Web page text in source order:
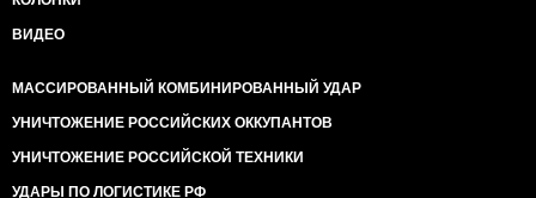
ВИДЕО
МАССИРОВАННЫЙ КОМБИНИРОВАННЫЙ УДАР
УНИЧТОЖЕНИЕ РОССИЙСКИХ ОККУПАНТОВ
УНИЧТОЖЕНИЕ РОССИЙСКОЙ ТЕХНИКИ
УДАРЫ ПО ЛОГИСТИКЕ РФ